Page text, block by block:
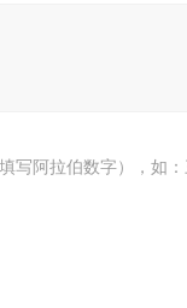
写阿拉伯数字），如